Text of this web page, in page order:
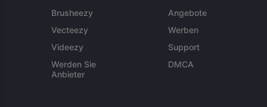
Brusheezy
Vecteezy
Videezy
Werden Sie
Anbieter
Angebote
Werben
Support
DMCA